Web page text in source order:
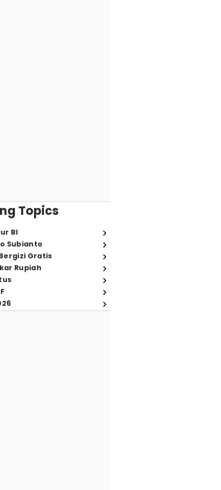
Topics
BI
Subianto
Gratis
Rupiah